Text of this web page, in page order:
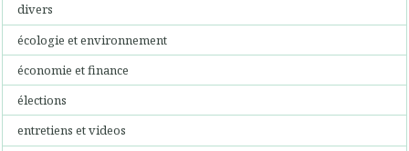
divers
écologie et environnement
économie et finance
élections
entretiens et videos